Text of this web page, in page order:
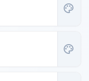
palette
palette